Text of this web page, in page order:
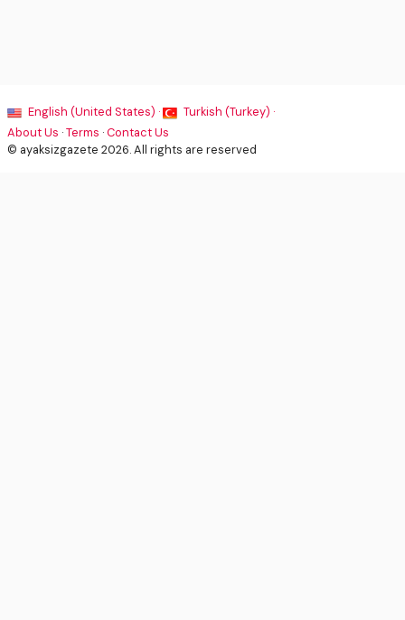
English (United States) ·
Turkish (Turkey) ·
About Us ·Terms ·Contact Us
© ayaksizgazete 2026. All rights are reserved